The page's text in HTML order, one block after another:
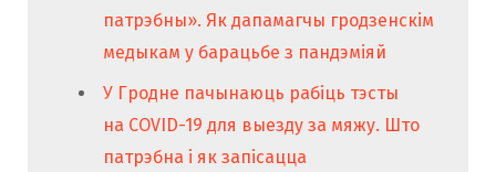
патрэбны». Як дапамагчы гродзенскім
медыкам у барацьбе з пандэміяй
У Гродне пачынаюць рабіць тэсты
на COVID-19 для выезду за мяжу. Што
патрэбна і як запісацца